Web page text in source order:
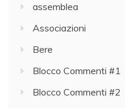
assemblea
Associazioni
Bere
Blocco Commenti #1
Blocco Commenti #2